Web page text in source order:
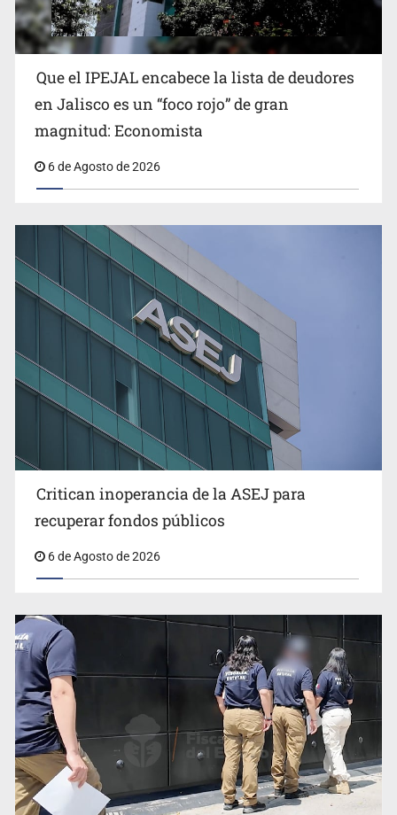
Oblatos
Ex policía es detenido por agresión y amenzas contra
su pareja
Que el IPEJAL encabece la lista de deudores en Jalisco
es un “foco rojo” de gran magnitud: Economista
Que el IPEJAL encabece la lista de deudores
en Jalisco es un “foco rojo” de gran
magnitud: Economista
6 de Agosto de 2026
Critican inoperancia de la ASEJ para
recuperar fondos públicos
6 de Agosto de 2026